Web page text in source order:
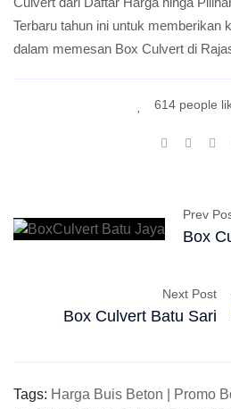
Terbaru tahun ini untuk memberikan
dalam memesan Box Culvert di
614 people
Prev
Box
Next Post
Box Culvert Batu Sari
Tags: Harga Buis Beton | Promo